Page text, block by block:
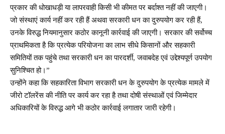
प्रकार की धोखाधड़ी या लापरवाही किसी भी कीमत पर बर्दाश्त नहीं की जाएगी।
जो संस्थाएं कार्य नहीं कर रही हैं अथवा सरकारी धन का दुरुपयोग कर रही हैं,
उनके विरुद्ध नियमानुसार कठोर कानूनी कार्रवाई की जाएगी। सरकार की सर्वोच्च
प्राथमिकता है कि प्रत्येक परियोजना का लाभ सीधे किसानों और सहकारी
समितियों तक पहुंचे तथा सरकारी धन का पारदर्शी, जवाबदेह एवं उद्देश्यपूर्ण उपयोग
सुनिश्चित हो।”
उन्होंने कहा कि सहकारिता विभाग सरकारी धन के दुरुपयोग के प्रत्येक मामले में
जीरो टॉलरेंस की नीति पर कार्य कर रहा है तथा दोषी संस्थाओं एवं जिम्मेदार
अधिकारियों के विरुद्ध आगे भी कठोर कार्रवाई लगातार जारी रहेगी।